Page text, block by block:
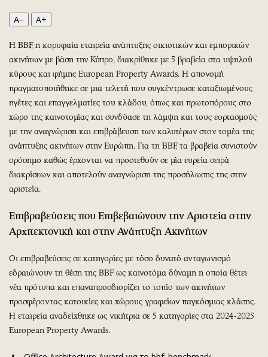
Ελλάδα
Παράξενα
Πολιτισμός
Σινεμά
Θέατρο-Χορός
Μουσική
Εικαστικά
Βιβλίο
Χειρόγραφα
Media
Εκπομπές
Wine routes
Podcasts
Uncut
Προσφορές
Προσωπικότητες στην ''Κ''
Επιστολές
A− A+
H BBF, η κορυφαία εταιρεία ανάπτυξης οικιστικών και εμπορικών
ακινήτων με βάση την Κύπρο, διακρίθηκε με 5 βραβεία στα υψηλού
κύρους και φήμης European Property Awards. Η απονομή
πραγματοποιήθηκε σε μια τελετή που συγκέντρωσε καταξιωμένους
ηγέτες και επαγγελματίες του κλάδου, όπως και πρωτοπόρους στο
χώρο της καινοτομίας και συνδύασε τη λάμψη και τους εορτασμούς
με την αναγνώριση και επιβράβευση των καλυτέρων στον τομέα της
ανάπτυξης ακινήτων στην Ευρώπη. Για τη BBF, τα βραβεία συνιστούν
oρόσημο καθώς έρχονται να προστεθούν σε μία ευρεία σειρά
διακρίσεων και αποτελούν αναγνώριση της προσήλωσης της στην
αριστεία.
Επιβραβεύσεις που Επιβεβαιώνουν την Αριστεία στην
Αρχιτεκτονική και στην Ανάπτυξη Ακινήτων
Οι επιβραβεύσεις σε κατηγορίες με τόσο δυνατό ανταγωνισμό
εδραιώνουν τη θέση της BBF ως καινοτόμα δύναμη η οποία θέτει
νέα πρότυπα και επαναπροσδιορίζει το τοπίο των ακινήτων
προσφέροντας κατοικίες και χώρους γραφείων παγκόσμιας κλάσης.
Η εταιρεία αναδείχθηκε ως νικήτρια σε 5 κατηγορίες στα 2024-2025
European Property Awards.